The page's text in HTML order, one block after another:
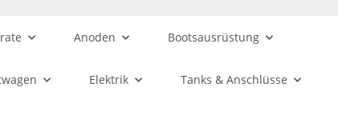
Anoden Bootsausrüstung
Elektrik Tanks & Anschlüsse